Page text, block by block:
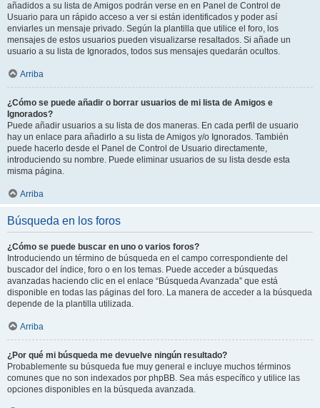
añadidos a su lista de Amigos podrán verse en en Panel de Control de
Usuario para un rápido acceso a ver si están identificados y poder así
enviarles un mensaje privado. Según la plantilla que utilice el foro, los
mensajes de estos usuarios pueden visualizarse resaltados. Si añade un
usuario a su lista de Ignorados, todos sus mensajes quedarán ocultos.
Arriba
¿Cómo se puede añadir o borrar usuarios de mi lista de Amigos e
Ignorados?
Puede añadir usuarios a su lista de dos maneras. En cada perfil de usuario
hay un enlace para añadirlo a su lista de Amigos y/o Ignorados. También
puede hacerlo desde el Panel de Control de Usuario directamente,
introduciendo su nombre. Puede eliminar usuarios de su lista desde esta
misma página.
Arriba
Búsqueda en los foros
¿Cómo se puede buscar en uno o varios foros?
Introduciendo un término de búsqueda en el campo correspondiente del
buscador del índice, foro o en los temas. Puede acceder a búsquedas
avanzadas haciendo clic en el enlace “Búsqueda Avanzada” que está
disponible en todas las páginas del foro. La manera de acceder a la búsqueda
depende de la plantilla utilizada.
Arriba
¿Por qué mi búsqueda me devuelve ningún resultado?
Probablemente su búsqueda fue muy general e incluye muchos términos
comunes que no son indexados por phpBB. Sea más específico y utilice las
opciones disponibles en la búsqueda avanzada.